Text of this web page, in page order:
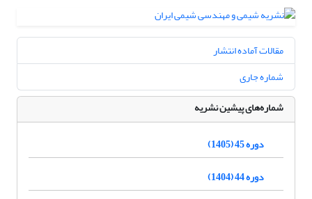
مقالات آماده انتشار
شماره جاری
شماره‌های پیشین نشریه
دوره 45 (1405)
دوره 44 (1404)